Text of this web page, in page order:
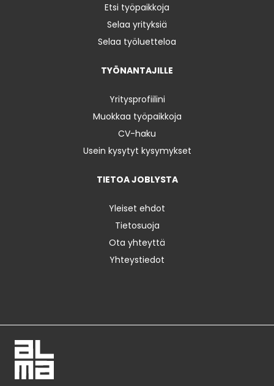
Etsi työpaikkoja
Selaa yrityksiä
Selaa työluetteloa
TYÖNANTAJILLE
Yritysprofiilini
Muokkaa työpaikkoja
CV-haku
Usein kysytyt kysymykset
TIETOA JOBLYSTA
Yleiset ehdot
Tietosuoja
Ota yhteyttä
Yhteystiedot